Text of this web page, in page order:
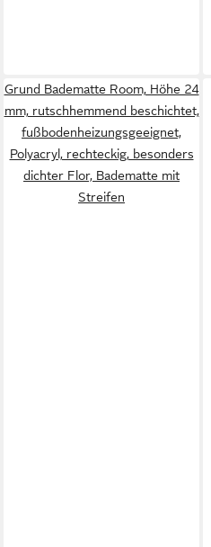
Grund Badematte Room, Höhe 24
mm, rutschhemmend beschichtet,
fußbodenheizungsgeeignet,
Polyacryl, rechteckig, besonders
dichter Flor, Badematte mit
Streifen